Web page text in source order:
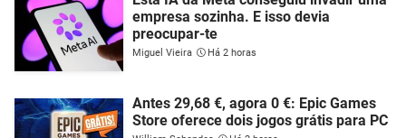
empresa sozinha. E isso devia
preocupar-te
Miguel Vieira Há 2 horas
Antes 29,68 €, agora 0 €: Epic Games
Store oferece dois jogos grátis para PC